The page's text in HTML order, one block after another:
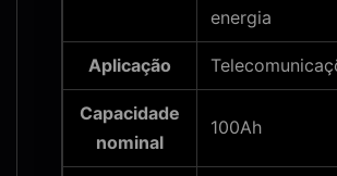
energia
Aplicação
Capacidade
nominal
100Ah